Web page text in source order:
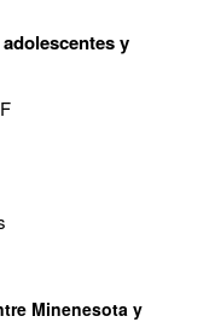
y
Minenesota y